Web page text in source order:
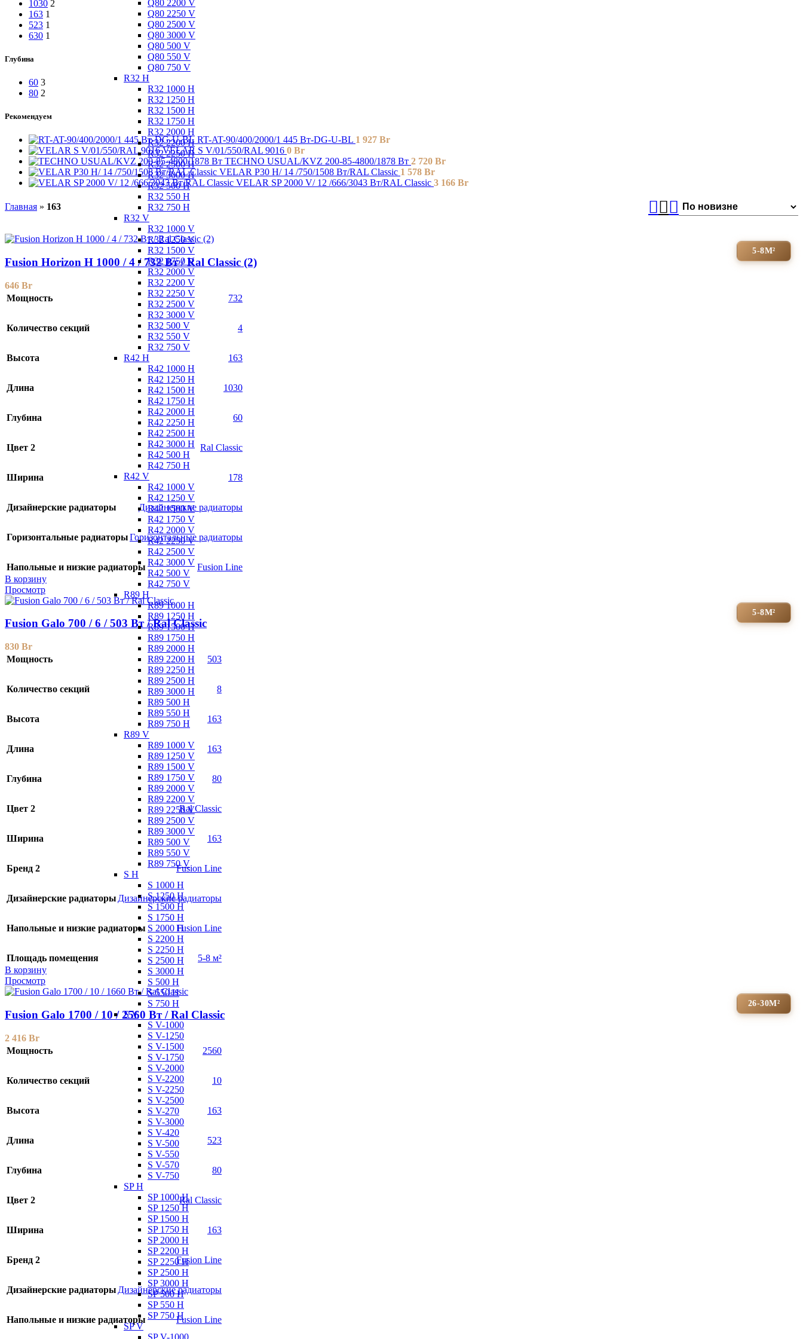
Q80 2200 V
Q80 2250 V
Q80 2500 V
Q80 3000 V
Q80 500 V
Q80 550 V
Q80 750 V
R32 H
R32 1000 H
R32 1250 H
R32 1500 H
R32 1750 H
R32 2000 H
R32 2200 H
R32 2250 H
R32 2500 H
R32 3000 H
R32 500 H
R32 550 H
R32 750 H
R32 V
R32 1000 V
R32 1250 V
R32 1500 V
R32 1750 V
R32 2000 V
R32 2200 V
R32 2250 V
R32 2500 V
R32 3000 V
R32 500 V
R32 550 V
R32 750 V
R42 H
R42 1000 H
R42 1250 H
R42 1500 H
R42 1750 H
R42 2000 H
R42 2250 H
R42 2500 H
R42 3000 H
R42 500 H
R42 750 H
R42 V
R42 1000 V
R42 1250 V
R42 1500 V
R42 1750 V
R42 2000 V
R42 2250 V
R42 2500 V
R42 3000 V
R42 500 V
R42 750 V
R89 H
R89 1000 H
R89 1250 H
R89 1500 H
R89 1750 H
R89 2000 H
R89 2200 H
R89 2250 H
R89 2500 H
R89 3000 H
R89 500 H
R89 550 H
R89 750 H
R89 V
R89 1000 V
R89 1250 V
R89 1500 V
R89 1750 V
R89 2000 V
R89 2200 V
R89 2250 V
R89 2500 V
R89 3000 V
R89 500 V
R89 550 V
R89 750 V
S H
S 1000 H
S 1250 H
S 1500 H
S 1750 H
S 2000 H
S 2200 H
S 2250 H
S 2500 H
S 3000 H
S 500 H
S 550 H
S 750 H
S V
S V-1000
S V-1250
S V-1500
S V-1750
S V-2000
S V-2200
S V-2250
S V-2500
S V-270
S V-3000
S V-420
S V-500
S V-550
S V-570
S V-750
SP H
SP 1000 H
SP 1250 H
SP 1500 H
SP 1750 H
SP 2000 H
SP 2200 H
SP 2250 H
SP 2500 H
SP 3000 H
SP 500 H
SP 550 H
SP 750 H
SP V
SP V-1000
1030 2
163 1
523 1
630 1
Глубина
60 3
80 2
Рекомендуем
RT-AT-90/400/2000/1 445 Вт-DG-U-BL 1 927 Br
VELAR S V/01/550/RAL 9016 0 Br
TECHNO USUAL/KVZ 200-85-4800/1878 Вт 2 720 Br
VELAR P30 H/ 14 /750/1508 Вт/RAL Classic 1 578 Br
VELAR SP 2000 V/ 12 /666/3043 Вт/RAL Classic 3 166 Br
Главная » 163
5-8М²
Fusion Horizon H 1000 / 4 / 732 Вт / Ral Classic (2)
646 Br
Мощность
732
Количество секций 4
Высота 163
Длина 1030
Глубина 60
Цвет 2 Ral Classic
Ширина 178
Дизайнерские радиаторы Дизайнерские радиаторы
Горизонтальные радиаторыГоризонтальные радиаторы
Напольные и низкие радиаторы
Fusion Line
В корзину
Просмотр
5-8М²
Fusion Galo 700 / 6 / 503 Вт / Ral Classic
830 Br
Мощность
503
Количество секций 8
Высота 163
Длина 163
Глубина 80
Цвет 2 Ral Classic
Ширина 163
Бренд 2 Fusion Line
Дизайнерские радиаторы Дизайнерские радиаторы
Напольные и низкие радиаторы Fusion Line
Площадь помещения
5-8 м²
В корзину
Просмотр
26-30М²
Fusion Galo 1700 / 10 / 2560 Вт / Ral Classic
2 416 Br
Мощность
2560
Количество секций 10
Высота 163
Длина 523
Глубина 80
Цвет 2 Ral Classic
Ширина 163
Бренд 2 Fusion Line
Дизайнерские радиаторы Дизайнерские радиаторы
Напольные и низкие радиаторы Fusion Line